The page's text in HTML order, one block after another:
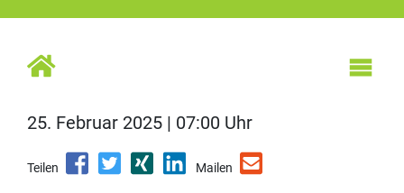
25. Februar 2025 | 07:00 Uhr
Teilen Mailen